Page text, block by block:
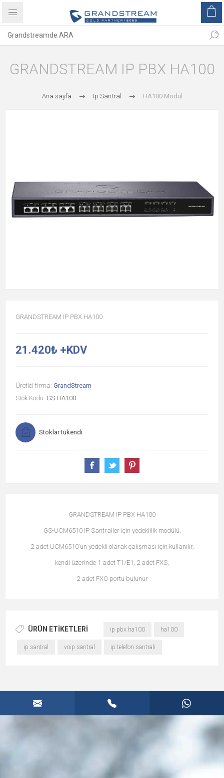
GRANDSTREAM IP PBX HA100
Ana sayfa Ip Santral HA100 Modül
GRANDSTREAM IP PBX HA100
21.420₺ +KDV
Üretici firma: GrandStream
Stok Kodu: GS-HA100
Stoklar tükendi
GRANDSTREAM IP PBX HA100
GS-UCM6510 IP Santraller için yedeklilik modülü,
2 adet UCM6510'un yedekli olarak çalışması için kullanılır,
kendi üzerinde 1 adet T1/E1, 2 adet FXS,
2 adet FXO portu bulunur
ÜRÜN ETIKETLERI ip pbx ha100 ha100
ip santral voip santral ip telefon santrali